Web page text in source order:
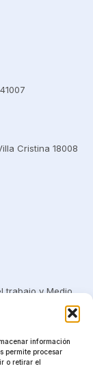
información
permite procesar
o retirar el
Cristina 18008
trabajo y Medio